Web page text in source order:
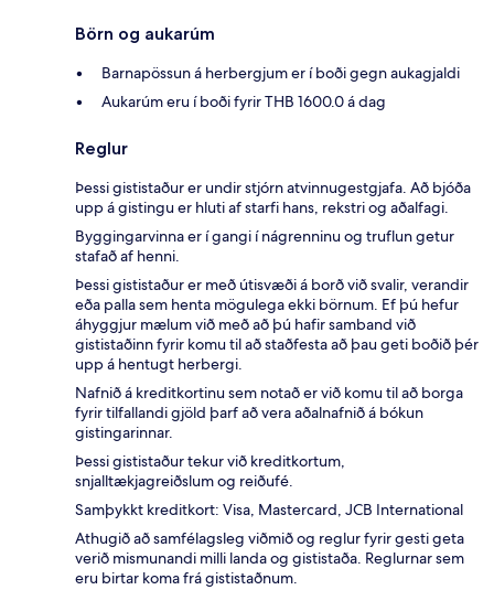
Börn og aukarúm
Barnapössun á herbergjum er í boði gegn aukagjaldi
Aukarúm eru í boði fyrir THB 1600.0 á dag
Reglur
Þessi gististaður er undir stjórn atvinnugestgjafa. Að bjóða
upp á gistingu er hluti af starfi hans, rekstri og aðalfagi.
Byggingarvinna er í gangi í nágrenninu og truflun getur
stafað af henni.
Þessi gististaður er með útisvæði á borð við svalir, verandir
eða palla sem henta mögulega ekki börnum. Ef þú hefur
áhyggjur mælum við með að þú hafir samband við
gististaðinn fyrir komu til að staðfesta að þau geti boðið þér
upp á hentugt herbergi.
Nafnið á kreditkortinu sem notað er við komu til að borga
fyrir tilfallandi gjöld þarf að vera aðalnafnið á bókun
gistingarinnar.
Þessi gististaður tekur við kreditkortum,
snjalltækjagreiðslum og reiðufé.
Samþykkt kreditkort: Visa, Mastercard, JCB International
Athugið að samfélagsleg viðmið og reglur fyrir gesti geta
verið mismunandi milli landa og gististaða. Reglurnar sem
eru birtar koma frá gististaðnum.